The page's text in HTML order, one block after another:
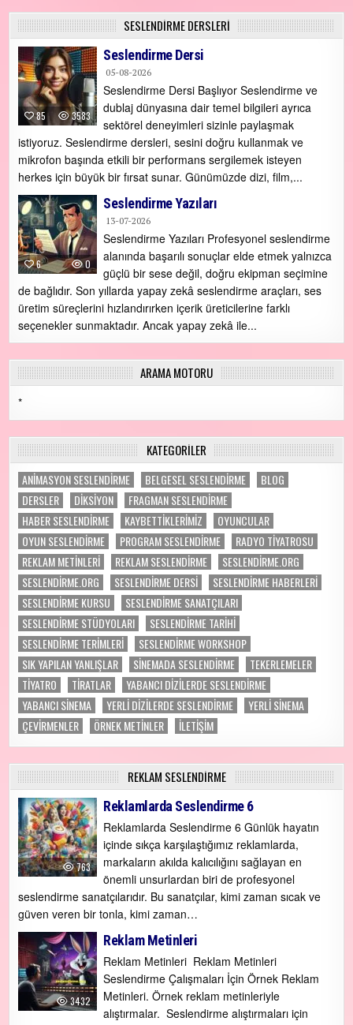
SESLENDIRME DERSLERI
85 3583
Seslendirme Dersi
05-08-2026
Seslendirme Dersi Başlıyor Seslendirme ve
dublaj dünyasına dair temel bilgileri ayrıca
sektörel deneyimleri sizinle paylaşmak
istiyoruz. Seslendirme dersleri, sesini doğru kullanmak ve
mikrofon başında etkili bir performans sergilemek isteyen
herkes için büyük bir fırsat sunar. Günümüzde dizi, film,...
6 0
Seslendirme Yazıları
13-07-2026
Seslendirme Yazıları Profesyonel seslendirme
alanında başarılı sonuçlar elde etmek yalnızca
güçlü bir sese değil, doğru ekipman seçimine
de bağlıdır. Son yıllarda yapay zekâ seslendirme araçları, ses
üretim süreçlerini hızlandırırken içerik üreticilerine farklı
seçenekler sunmaktadır. Ancak yapay zekâ ile...
ARAMA MOTORU
*
KATEGORILER
ANİMASYON SESLENDİRME BELGESEL SESLENDİRME
BLOG
DERSLER
DİKSİYON
FRAGMAN SESLENDİRME
HABER SESLENDİRME
KAYBETTİKLERİMİZ
OYUNCULAR
OYUN SESLENDİRME
PROGRAM SESLENDIRME
RADYO TİYATROSU
REKLAM METİNLERİ
REKLAM SESLENDİRME
SESLENDIRME.ORG
SESLENDIRME.ORG
SESLENDİRME DERSİ
SESLENDİRME HABERLERİ
SESLENDİRME KURSU
SESLENDİRME SANATÇILARI
SESLENDİRME STÜDYOLARI
SESLENDİRME TARİHİ
SESLENDİRME TERİMLERİ
SESLENDİRME WORKSHOP
SIK YAPILAN YANLIŞLAR
SİNEMADA SESLENDİRME
TEKERLEMELER
TIYATRO
TİRATLAR
YABANCI DİZİLERDE SESLENDİRME
YABANCI SİNEMA
YERLİ DİZİLERDE SESLENDİRME
YERLİ SİNEMA
ÇEVİRMENLER
ÖRNEK METİNLER İLETİŞİM
REKLAM SESLENDIRME
763
Reklamlarda Seslendirme 6
Reklamlarda Seslendirme 6 Günlük hayatın
içinde sıkça karşılaştığımız reklamlarda,
markaların akılda kalıcılığını sağlayan en
önemli unsurlardan biri de profesyonel
seslendirme sanatçılarıdır. Bu sanatçılar, kimi zaman sıcak ve
güven veren bir tonla, kimi zaman…
3432
Reklam Metinleri
Reklam Metinleri Reklam Metinleri
Seslendirme Çalışmaları İçin Örnek Reklam
Metinleri. Örnek reklam metinleriyle
alıştırmalar. Seslendirme alıştırmaları için